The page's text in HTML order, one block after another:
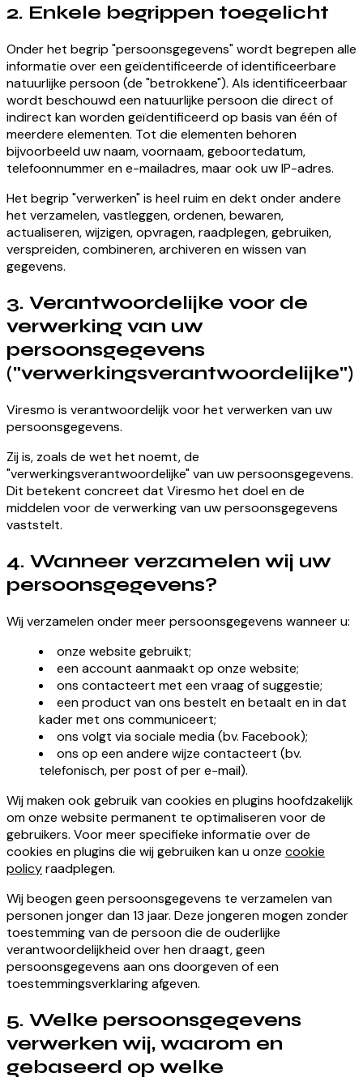
2. Enkele begrippen toegelicht
Onder het begrip "persoonsgegevens" wordt begrepen alle
informatie over een geïdentificeerde of identificeerbare
natuurlijke persoon (de "betrokkene"). Als identificeerbaar
wordt beschouwd een natuurlijke persoon die direct of
indirect kan worden geïdentificeerd op basis van één of
meerdere elementen. Tot die elementen behoren
bijvoorbeeld uw naam, voornaam, geboortedatum,
telefoonnummer en e-mailadres, maar ook uw IP-adres.
Het begrip "verwerken" is heel ruim en dekt onder andere
het verzamelen, vastleggen, ordenen, bewaren,
actualiseren, wijzigen, opvragen, raadplegen, gebruiken,
verspreiden, combineren, archiveren en wissen van
gegevens.
3. Verantwoordelijke voor de
verwerking van uw
persoonsgegevens
("verwerkingsverantwoordelijke")
Viresmo is verantwoordelijk voor het verwerken van uw
persoonsgegevens.
Zij is, zoals de wet het noemt, de
"verwerkingsverantwoordelijke" van uw persoonsgegevens.
Dit betekent concreet dat Viresmo het doel en de
middelen voor de verwerking van uw persoonsgegevens
vaststelt.
4. Wanneer verzamelen wij uw
persoonsgegevens?
Wij verzamelen onder meer persoonsgegevens wanneer u:
onze website gebruikt;
een account aanmaakt op onze website;
ons contacteert met een vraag of suggestie;
een product van ons bestelt en betaalt en in dat
kader met ons communiceert;
ons volgt via sociale media (bv. Facebook);
ons op een andere wijze contacteert (bv.
telefonisch, per post of per e-mail).
Wij maken ook gebruik van cookies en plugins hoofdzakelijk
om onze website permanent te optimaliseren voor de
gebruikers. Voor meer specifieke informatie over de
cookies en plugins die wij gebruiken kan u onze cookie
policyraadplegen.
Wij beogen geen persoonsgegevens te verzamelen van
personen jonger dan 13 jaar. Deze jongeren mogen zonder
toestemming van de persoon die de ouderlijke
verantwoordelijkheid over hen draagt, geen
persoonsgegevens aan ons doorgeven of een
toestemmingsverklaring afgeven.
5. Welke persoonsgegevens
verwerken wij, waarom en
gebaseerd op welke